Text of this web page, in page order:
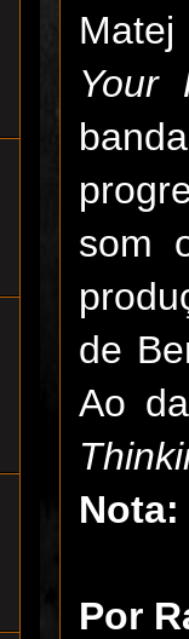
Your
som
de
Ao
Nota:
Por